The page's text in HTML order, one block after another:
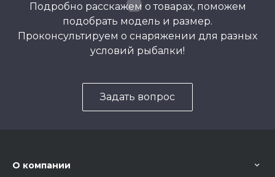
Подробно расскажем о товарах, поможем
подобрать модель и размер.
Проконсультируем о снаряжении для разных
условий рыбалки!
Задать вопрос
О компании